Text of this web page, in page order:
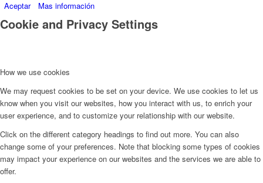
Aceptar
Mas información
Cookie and Privacy Settings
How we use cookies
We may request cookies to be set on your device. We use cookies to let us
know when you visit our websites, how you interact with us, to enrich your
user experience, and to customize your relationship with our website.
Click on the different category headings to find out more. You can also
change some of your preferences. Note that blocking some types of cookies
may impact your experience on our websites and the services we are able to
offer.